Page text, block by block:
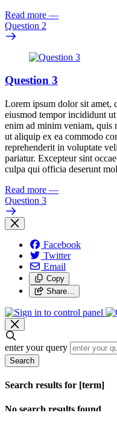
Read more —
Question 2
Question 3
Lorem ipsum dolor sit amet,
eiusmod tempor incididunt
enim ad minim veniam, quis
ut aliquip ex ea commodo
reprehenderit in voluptate
pariatur. Excepteur sint
culpa qui officia deserunt
Read more —
Question 3
Facebook
Twitter
Email
Copy
Share…
enter your query
Search
Search results for [term]
No search results found